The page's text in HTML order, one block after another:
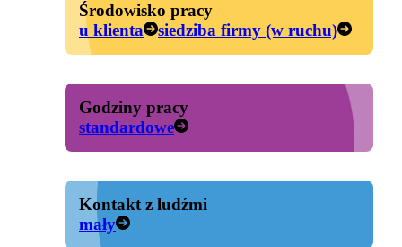
Środowisko pracy
u klienta
siedziba firmy (w ruchu)
Godziny pracy
standardowe
Kontakt z ludźmi
mały